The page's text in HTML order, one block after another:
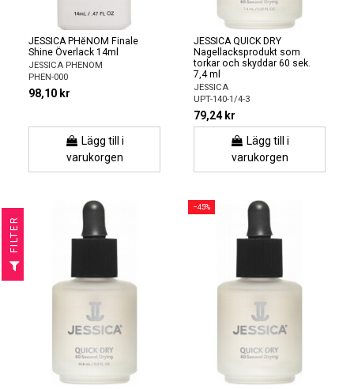
JESSICA PHĕNOM Finale
Shine Överlack 14ml
JESSICA PHENOM
PHEN-000
98,10 kr
Lägg till i
varukorgen
JESSICA QUICK DRY
Nagellacksprodukt som
torkar och skyddar 60 sek.
7,4 ml
JESSICA
UPT-140-1/4-3
79,24 kr
Lägg till i
varukorgen
−45%
R